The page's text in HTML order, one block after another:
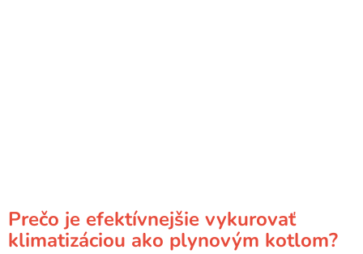
Prečo je efektívnejšie vykurovať
klimatizáciou ako plynovým kotlom?